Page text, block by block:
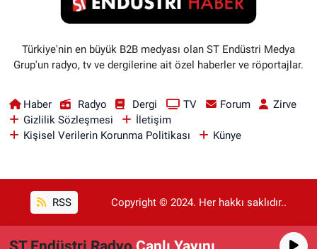
Türkiye'nin en büyük B2B medyası olan ST Endüstri Medya
Grup'un radyo, tv ve dergilerine ait özel haberler ve röportajlar.
Haber Radyo Dergi TV Forum
Zirve
Gizlilik Sözleşmesi
İletişim
Kişisel Verilerin Korunma Politikası
Künye
RSS Copyright © 2024. Her hakkı saklıdır..
Haber Yazılımı: TE Bilişim